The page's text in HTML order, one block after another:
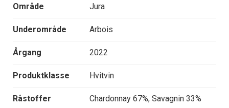
Område Jura
Underområde Arbois
Årgang 2022
Produktklasse Hvitvin
Råstoffer Chardonnay 67%, Savagnin 33%